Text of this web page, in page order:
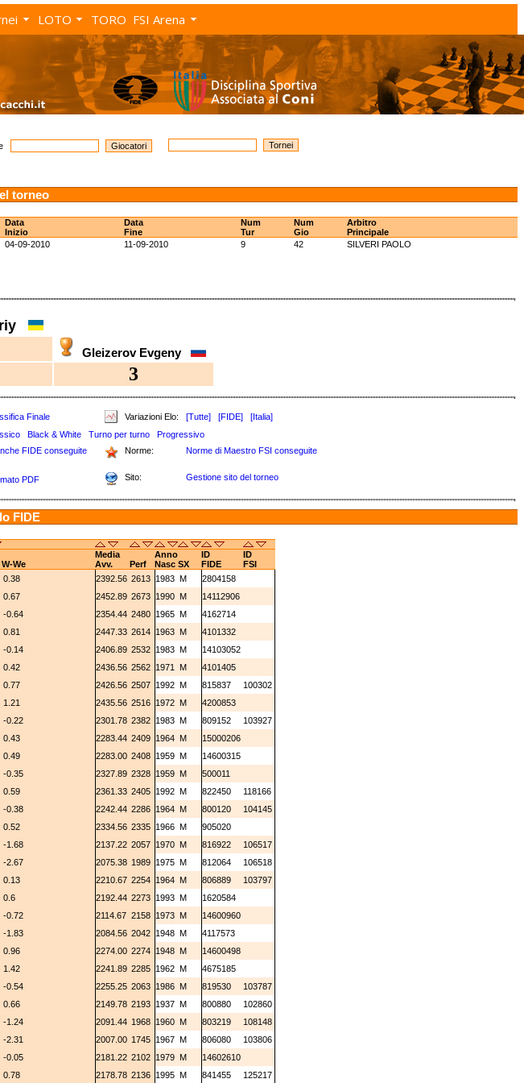
LOTO TORO FSI Arena
torneo
Data
Inizio
Data
Fine
Num
Tur
Num
Gio
Arbitro
Principale
04-09-2010 11-09-2010 9 42
SILVERI PAOLO
Gleizerov Evgeny
3
Finale Variazioni Elo: [Tutte] [FIDE]
[Italia]
Black & White Turno per turno
Progressivo
FIDE conseguite Norme: Norme di Maestro FSI conseguite
PDF Sito: Gestione sito del torneo
FIDE
Media Anno ID
ID
W-We Avv. Perf Nasc SX FIDE
FSI
0.38 2392.56 2613 1983 M
2804158
0.67 2452.89 2673 1990 M
14112906
-0.64 2354.44 2480 1965 M
4162714
0.81 2447.33 2614 1963 M
4101332
-0.14 2406.89 2532 1983 M
14103052
0.42 2436.56 2562 1971 M
4101405
0.77 2426.56 2507 1992 M 815837
100302
1.21 2435.56 2516 1972 M
4200853
-0.22 2301.78 2382 1983 M 809152
103927
0.43 2283.44 2409 1964 M
15000206
0.49 2283.00 2408 1959 M
14600315
-0.35 2327.89 2328 1959 M
500011
0.59 2361.33 2405 1992 M 822450
118166
-0.38 2242.44 2286 1964 M 800120
104145
0.52 2334.56 2335 1966 M
905020
-1.68 2137.22 2057 1970 M 816922
106517
-2.67 2075.38 1989 1975 M 812064
106518
0.13 2210.67 2254 1964 M 806889
103797
0.6 2192.44 2273 1993 M
1620584
-0.72 2114.67 2158 1973 M
14600960
-1.83 2084.56 2042 1948 M
4117573
0.96 2274.00 2274 1948 M
14600498
1.42 2241.89 2285 1962 M
4675185
-0.54 2255.25 2063 1986 M 819530
103787
0.66 2149.78 2193 1937 M 800880
102860
-1.24 2091.44 1968 1960 M 803219
108148
-2.31 2007.00 1745 1967 M 806080
103806
-0.05 2181.22 2102 1979 M
14602610
0.78 2178.78 2136 1995 M 841455 125217